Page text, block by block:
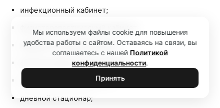
инфекционный кабинет;
физиотерапевтическмй кабинет;
кардиологический кабинет;
флюорографический кабинет;
неврологический кабинет;
дневной стационар;
Мы используем файлы cookie для повышения
удобства работы с сайтом. Оставаясь на связи, вы
соглашаетесь с нашей Политикой
конфиденциальности.
Принять